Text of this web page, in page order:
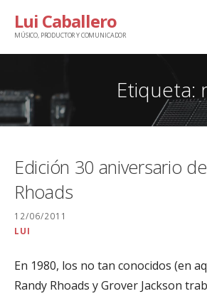
Lui Caballero
MÚSICO, PRODUCTOR Y COMUNICADOR
Etiqueta:
Edición 30 aniversario
Rhoads
12/06/2011
LUI
En 1980, los no tan conocidos (en
Randy Rhoads y Grover Jackson